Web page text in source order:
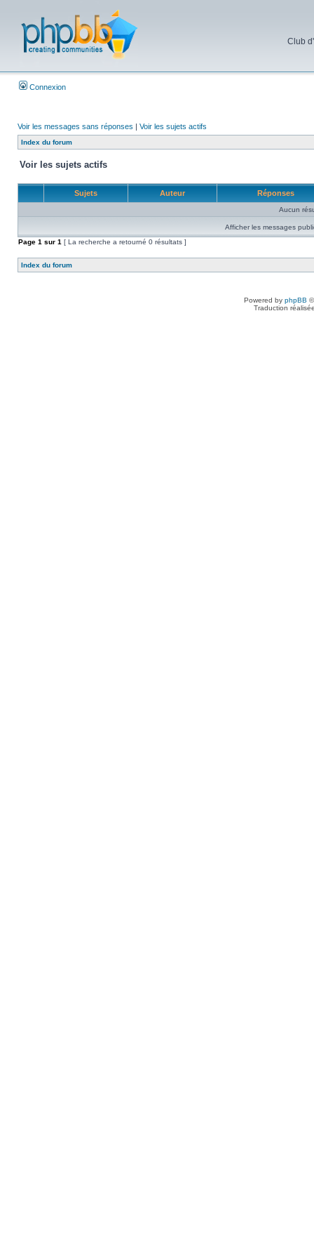
Club
Connexion
Voir les messages sans réponses | Voir les sujets actifs
Index du forum
Voir les sujets actifs
Sujets Auteur Réponses
Aucun
Afficher les messages
Page 1 sur 1 [ La recherche a retourné 0 résultats ]
Index du forum
Powered by phpBB
Traduction